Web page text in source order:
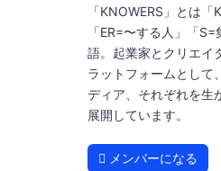
「KNOWERS」とは「
「ER=〜する人」「
語。起業家とクリエイ
ラットフォームとして
ディア、それぞれを生
展開しています。
メンバーになる